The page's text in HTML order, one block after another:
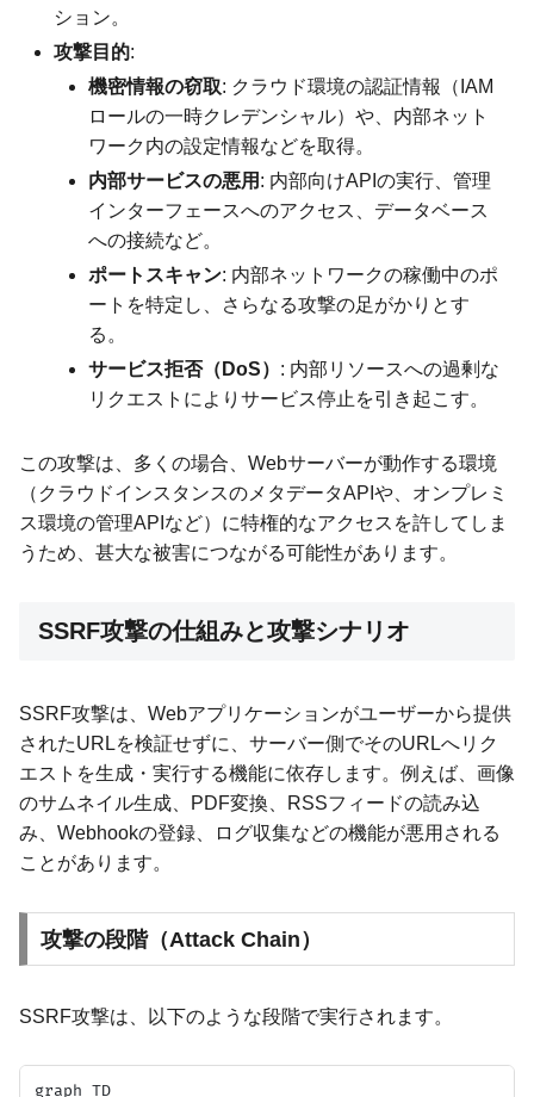
ション。
攻撃目的:
機密情報の窃取: クラウド環境の認証情報（IAM
ロールの一時クレデンシャル）や、内部ネット
ワーク内の設定情報などを取得。
内部サービスの悪用 : 内部向けAPIの実行、管理
インターフェースへのアクセス、データベース
への接続など。
ポートスキャン: 内部ネットワークの稼働中のポ
ートを特定し、さらなる攻撃の足がかりとす
る。
サービス拒否（DoS） : 内部リソースへの過剰な
リクエストによりサービス停止を引き起こす。
この攻撃は、多くの場合、Webサーバーが動作する環境
（クラウドインスタンスのメタデータAPIや、オンプレミ
ス環境の管理APIなど）に特権的なアクセスを許してしま
うため、甚大な被害につながる可能性があります。
SSRF攻撃の仕組みと攻撃シナリオ
SSRF攻撃は、Webアプリケーションがユーザーから提供
されたURLを検証せずに、サーバー側でそのURLへリク
エストを生成・実行する機能に依存します。例えば、画像
のサムネイル生成、PDF変換、RSSフィードの読み込
み、Webhookの登録、ログ収集などの機能が悪用される
ことがあります。
攻撃の段階（Attack Chain）
SSRF攻撃は、以下のような段階で実行されます。
graph TD